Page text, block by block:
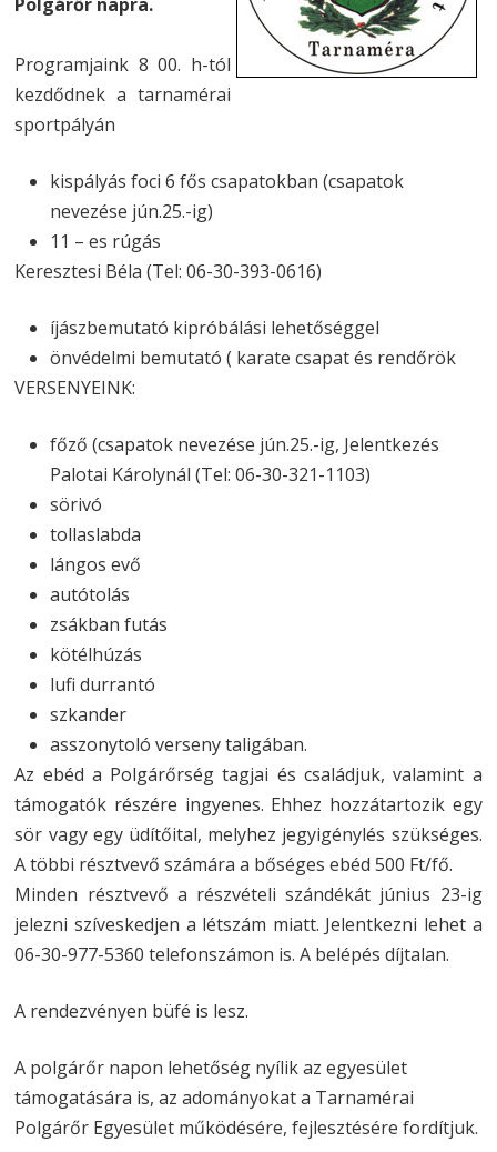
Programjaink 8 00. h-tól
kezdődnek a tarnamérai
sportpályán
kispályás foci 6 fős csapatokban (csapatok
nevezése jún.25.-ig)
11 – es rúgás
Keresztesi Béla (Tel: 06-30-393-0616)
íjászbemutató kipróbálási lehetőséggel
önvédelmi bemutató ( karate csapat és rendőrök
VERSENYEINK:
főző (csapatok nevezése jún.25.-ig, Jelentkezés
Palotai Károlynál (Tel: 06-30-321-1103)
sörivó
tollaslabda
lángos evő
autótolás
zsákban futás
kötélhúzás
lufi durrantó
szkander
asszonytoló verseny taligában.
Az ebéd a Polgárőrség tagjai és családjuk, valamint a
támogatók részére ingyenes. Ehhez hozzátartozik egy
sör vagy egy üdítőital, melyhez jegyigénylés szükséges.
A többi résztvevő számára a bőséges ebéd 500 Ft/fő.
Minden résztvevő a részvételi szándékát június 23-ig
jelezni szíveskedjen a létszám miatt. Jelentkezni lehet a
06-30-977-5360 telefonszámon is. A belépés díjtalan.
A rendezvényen büfé is lesz.
A polgárőr napon lehetőség nyílik az egyesület
támogatására is, az adományokat a Tarnamérai
Polgárőr Egyesület működésére, fejlesztésére fordítjuk.